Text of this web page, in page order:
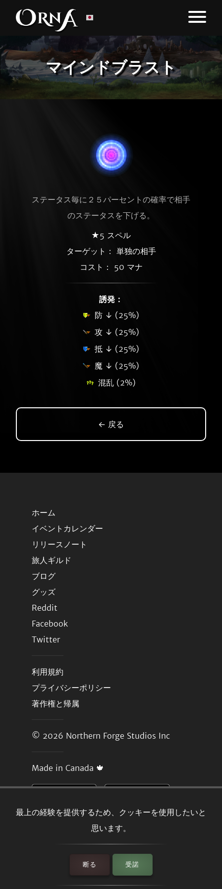
マインドブラスト
最上の経験を提供するため、クッキーを使用したいと
思います。
断る 受諾
ステータス毎に２５パーセントの確率で相手
のステータスを下げる。
★5 スペル
ターゲット： 単独の相手
コスト： 50 マナ
誘発：
防 ↓ (25%)
攻 ↓ (25%)
抵 ↓ (25%)
魔 ↓ (25%)
混乱 (2%)
← 戻る
ホーム
イベントカレンダー
リリースノート
旅人ギルド
ブログ
グッズ
Reddit
Facebook
Twitter
利用規約
プライバシーポリシー
著作権と帰属
© 2026 Northern Forge Studios Inc
Made in Canada 🍁